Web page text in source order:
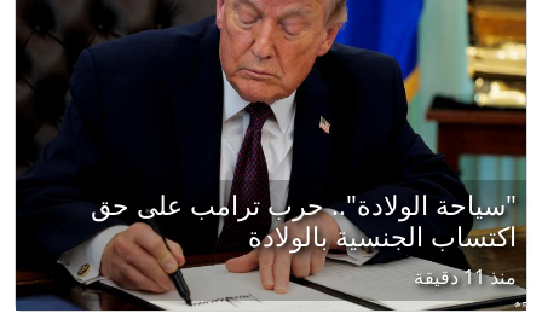
"سياحة الولادة".. حرب ترامب على حق
اكتساب الجنسية بالولادة
منذ 11 دقيقة